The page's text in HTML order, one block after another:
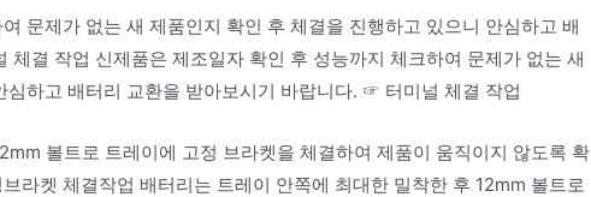
문제가 없는 새 제품인지 확인 후 체결을 진행하고 있으니 안심하고 배
결 작업 신제품은 제조일자 확인 후 성능까지 체크하여 문제가 없는 새
하고 배터리 교환을 받아보시기 바랍니다. ☞ 터미널 체결 작업
볼트로 트레이에 고정 브라켓을 체결하여 제품이 움직이지 않도록 확
라켓 체결작업 배터리는 트레이 안쪽에 최대한 밀착한 후 12mm 볼트로